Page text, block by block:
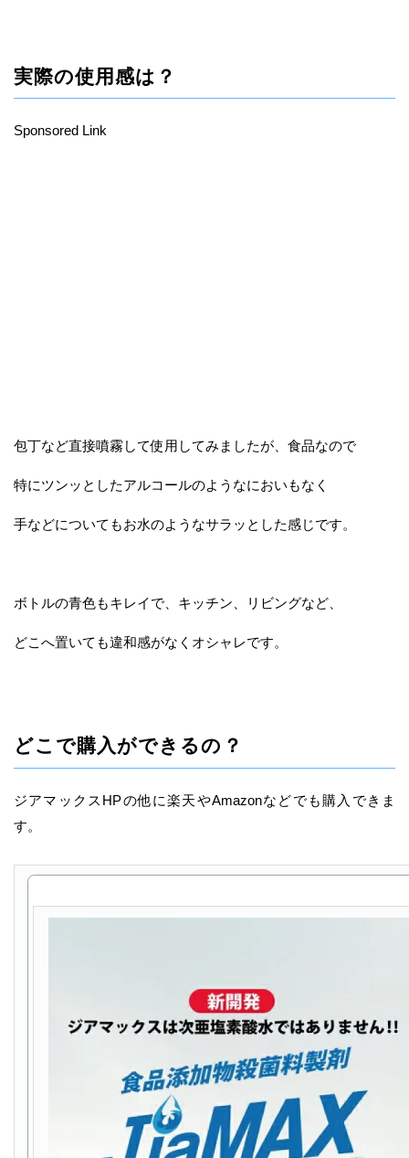
実際の使用感は？
Sponsored Link
包丁など直接噴霧して使用してみましたが、食品なので
特にツンッとしたアルコールのようなにおいもなく
手などについてもお水のようなサラッとした感じです。
ボトルの青色もキレイで、キッチン、リビングなど、
どこへ置いても違和感がなくオシャレです。
どこで購入ができるの？
ジアマックスHPの他に楽天やAmazonなどでも購入できま
す。